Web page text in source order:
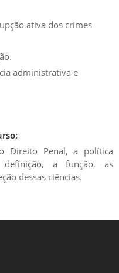
ativa dos crimes
administrativa e
Direito Penal, a política
a função, as
dessas ciências.